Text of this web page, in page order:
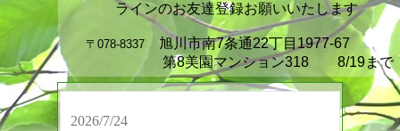
ラインのお友達登録お願いいたします
〒078-8337 旭川市南7条通22丁目1977-67
第8美園マンション318 8/19まで
2026/7/24